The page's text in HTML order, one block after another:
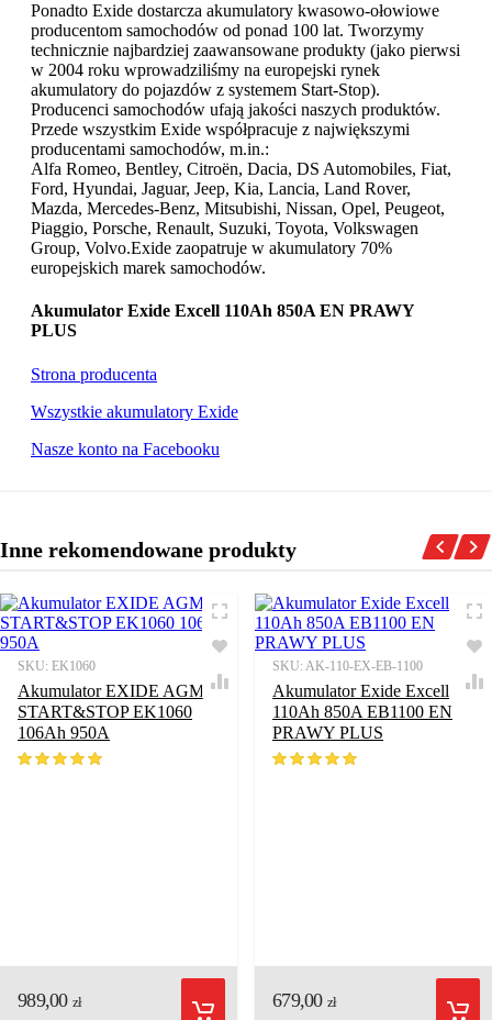
Ponadto Exide dostarcza akumulatory kwasowo-ołowiowe
producentom samochodów od ponad 100 lat. Tworzymy
technicznie najbardziej zaawansowane produkty (jako pierwsi
w 2004 roku wprowadziliśmy na europejski rynek
akumulatory do pojazdów z systemem Start-Stop).
Producenci samochodów ufają jakości naszych produktów.
Przede wszystkim Exide współpracuje z największymi
producentami samochodów, m.in.:
Alfa Romeo, Bentley, Citroën, Dacia, DS Automobiles, Fiat,
Ford, Hyundai, Jaguar, Jeep, Kia, Lancia, Land Rover,
Mazda, Mercedes-Benz, Mitsubishi, Nissan, Opel, Peugeot,
Piaggio, Porsche, Renault, Suzuki, Toyota, Volkswagen
Group, Volvo.Exide zaopatruje w akumulatory 70%
europejskich marek samochodów.
Akumulator Exide Excell 110Ah 850A EN PRAWY
PLUS
Strona producenta
Wszystkie akumulatory Exide
Nasze konto na Facebooku
Inne rekomendowane produkty
SKU: EK1060
Akumulator EXIDE AGM
START&STOP EK1060
106Ah 950A
989,00 zł
SKU: AK-110-EX-EB-1100
Akumulator Exide Excell
110Ah 850A EB1100 EN
PRAWY PLUS
679,00 zł